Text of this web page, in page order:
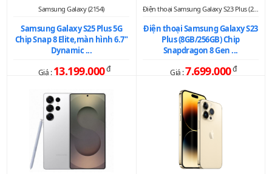
Samsung Galaxy (2154)
Samsung Galaxy S25 Plus 5G
Chip Snap 8 Elite,màn hình 6.7"
Dynamic ...
Giá :13.199.000đ
Điện thoại Samsung Galaxy S23 Plus (2075)
Điện thoại Samsung Galaxy S23
Plus (8GB/256GB) Chip
Snapdragon 8 Gen ...
Giá :7.699.000đ